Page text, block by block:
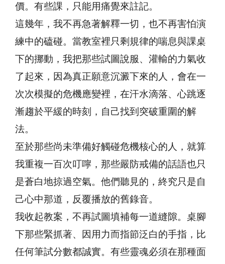
價。有些課，只能用痛覺來註記。
這幾年，我不再急著解釋一切，也不再害怕演
練中的磕碰。當教室裡只剩規律的喘息與課桌
下的挪動，我把那些試圖說服、灌輸的力氣收
了起來，因為真正願意沉澱下來的人，會在一
次次模擬的危機應變裡，在汗水滴落、心跳逐
漸趨於平緩的時刻，自己找到突破重圍的解
法。
至於那些尚未準備好觸碰危機核心的人，就算
我重複一百次叮嚀，那些嚴防戒備的話語也只
是蒼白地掠過空氣。他們聽見的，終究只是自
己心中那道，反覆播放的舊錄音。
我收起教案，不再試圖填補每一道縫隙。桌腳
下那些緊抓著、因用力而指節泛白的手指，比
任何筆試分數都誠實。有些靈魂必須在那種面